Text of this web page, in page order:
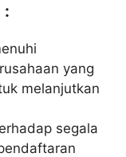
:
yang
melanjutkan
segala